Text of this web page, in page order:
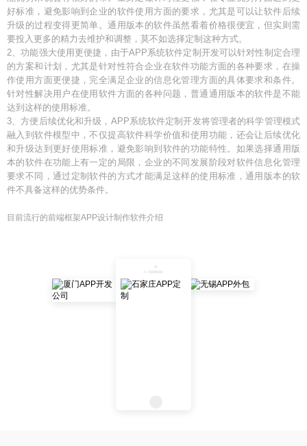
好标准，避免影响到企业的软件使用方面的要求，尤其是可以让软件后续
升级的过程变得更简单。通用版本的软件虽然看着价格很便宜，但实则需
要投入更多的精力去维护和调整，莫不如选择定制这种方式。
2、功能强大使用更便捷，由于APP系统软件定制开发可以针对性制定合理
的方案和计划，尤其是针对性符合企业在软件功能方面的各种要求，在操
作使用方面更便捷，完全满足企业的信息化管理方面的具体要求和条件。
针对性解决用户在使用软件方面的各种问题，普通通用版本的软件是不能
达到这样的使用标准。
3、方便后续优化和升级，APP系统软件定制开发将管理者的科学管理模式
融入到软件模型中，不仅提高软件科学价值和使用功能，还会让后续优化
和升级达到更好使用标准，避免影响到软件的功能特性。如果选择通用版
本的软件在功能上有一定的局限，企业的不同发展阶段对软件信息化管理
要求不同，通过定制软件的方式才能满足这样的使用标准，通用版本的软
件不具备这样的优势条件。
目前流行的前端框架APP设计制作软件介绍